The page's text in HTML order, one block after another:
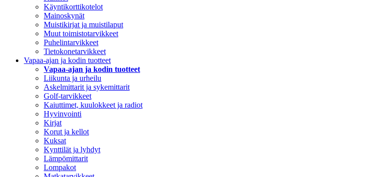
Käyntikorttikotelot
Mainoskynät
Muistikirjat ja muistilaput
Muut toimistotarvikkeet
Puhelintarvikkeet
Tietokonetarvikkeet
Vapaa-ajan ja kodin tuotteet
Vapaa-ajan ja kodin tuotteet
Liikunta ja urheilu
Askelmittarit ja sykemittarit
Golf-tarvikkeet
Kaiuttimet, kuulokkeet ja radiot
Hyvinvointi
Kirjat
Korut ja kellot
Kuksat
Kynttilät ja lyhdyt
Lämpömittarit
Lompakot